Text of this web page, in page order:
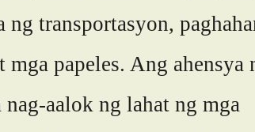
ng transportasyon,
papeles. Ang ahensya
aalok ng lahat ng mga